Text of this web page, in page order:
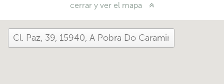
cerrar y ver el mapa